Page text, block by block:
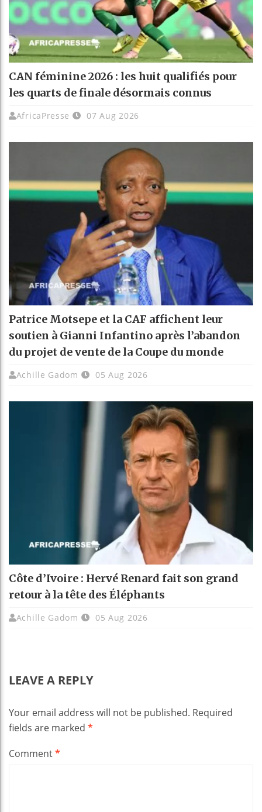
CAN féminine 2026 : les huit qualifiés pour
les quarts de finale désormais connus
AfricaPresse 07 Aug 2026
Patrice Motsepe et la CAF affichent leur
soutien à Gianni Infantino après l’abandon
du projet de vente de la Coupe du monde
Achille Gadom 05 Aug 2026
Côte d’Ivoire : Hervé Renard fait son grand
retour à la tête des Éléphants
Achille Gadom 05 Aug 2026
LEAVE A REPLY
Your email address will not be published. Required
fields are marked *
Comment*